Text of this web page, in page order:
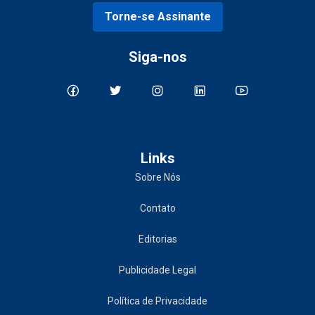
Torne-se Assinante
Siga-nos
Links
Sobre Nós
Contato
Editorias
Publicidade Legal
Política de Privacidade